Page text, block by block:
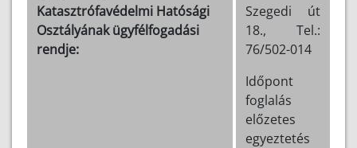
Katasztrófavédelmi Hatósági
Osztályának ügyfélfogadási
rendje:
Szegedi út
18., Tel.:
76/502-014
Időpont
foglalás
előzetes
egyeztetés